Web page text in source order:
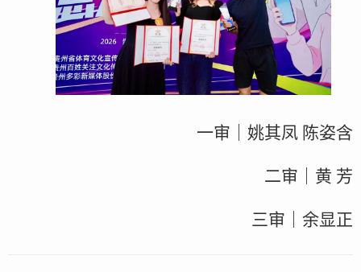
一审｜姚其凤 陈姿含
二审｜黄 芳
三审｜余显正